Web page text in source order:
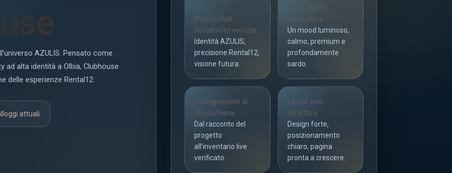
AZULIS. Pensato come
ad alta identità a Olbia, Clubhouse
delle esperienze Rental12.
attuali
Residential
hospitality evoluta
Identità AZULIS,
precisione Rental12,
visione futura.
atmosfera
Un mood luminoso,
calmo, premium e
profondamente
sardo.
Collegamenti di
ecosistema
Dal racconto del
progetto
all’inventario live
verificato.
Lusso con
struttura
Design forte,
posizionamento
chiaro, pagina
pronta a crescere.